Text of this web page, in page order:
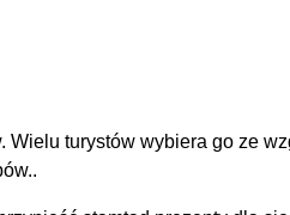
Wielu turystów wybiera go ze